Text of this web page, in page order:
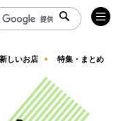
新しいお店 特集・まとめ